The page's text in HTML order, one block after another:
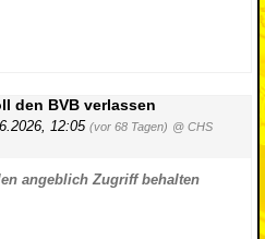
den BVB verlassen
12:05 (vor 68 Tagen) @ CHS
angeblich Zugriff behalten